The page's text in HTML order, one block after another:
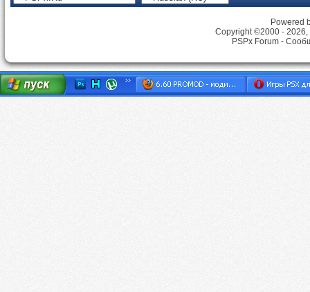
Powered
Copyright ©2000 -
PSPx Forum -